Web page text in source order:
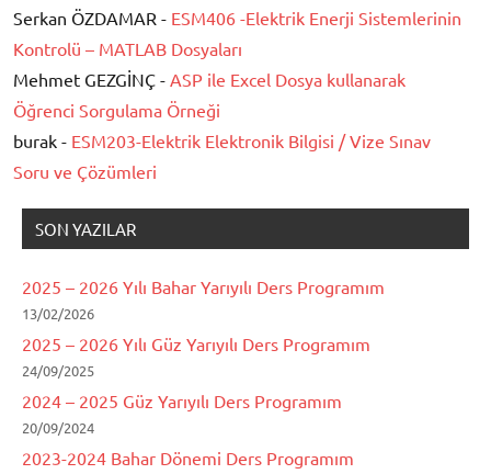
Serkan ÖZDAMAR - ESM406 -Elektrik Enerji Sistemlerinin
Kontrolü – MATLAB Dosyaları
Mehmet GEZGİNÇ - ASP ile Excel Dosya kullanarak
Öğrenci Sorgulama Örneği
burak - ESM203-Elektrik Elektronik Bilgisi / Vize Sınav
Soru ve Çözümleri
SON YAZILAR
2025 – 2026 Yılı Bahar Yarıyılı Ders Programım
13/02/2026
2025 – 2026 Yılı Güz Yarıyılı Ders Programım
24/09/2025
2024 – 2025 Güz Yarıyılı Ders Programım
20/09/2024
2023-2024 Bahar Dönemi Ders Programım